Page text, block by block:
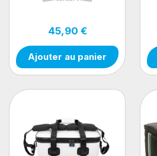
45,90 €
Ajouter au panier